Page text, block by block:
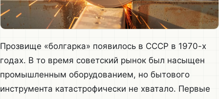
Прозвище «болгарка» появилось в СССР в 1970-х
годах. В то время советский рынок был насыщен
промышленным оборудованием, но бытового
инструмента катастрофически не хватало. Первые